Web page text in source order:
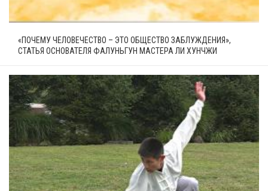
«ПОЧЕМУ ЧЕЛОВЕЧЕСТВО – ЭТО ОБЩЕСТВО ЗАБЛУЖДЕНИЯ»,
СТАТЬЯ ОСНОВАТЕЛЯ ФАЛУНЬГУН МАСТЕРА ЛИ ХУНЧЖИ